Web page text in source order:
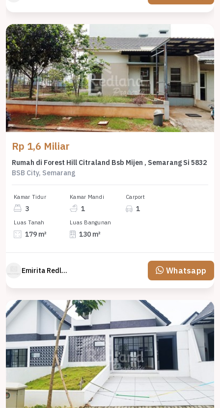
Rp 1,6 Miliar
Rumah di Forest Hill Citraland Bsb Mijen , Semarang Si 5832
BSB City, Semarang
Kamar Tidur
3
Kamar Mandi
1
Carport
1
Luas Tanah
179 m²
Luas Bangunan
130 m²
Emirita Redland Whatsapp